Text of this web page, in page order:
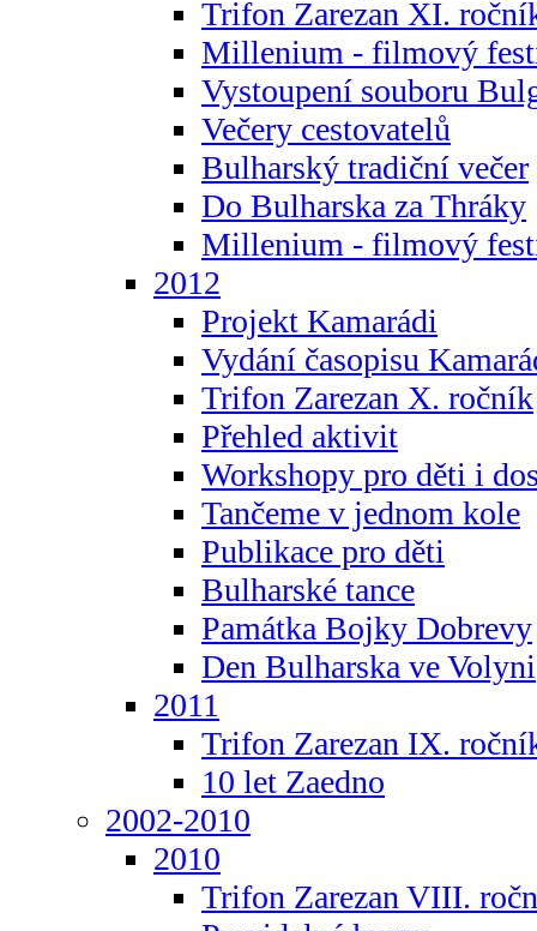
Trifon Zarezan XI.
Millenium - filmový
Vystoupení souboru
Večery cestovatelů
Bulharský tradiční večer
Do Bulharska za Thráky
Millenium - filmový
2012
Projekt Kamarádi
Vydání časopisu
Trifon Zarezan X. ročník
Přehled aktivit
Workshopy pro děti i
Tančeme v jednom kole
Publikace pro děti
Bulharské tance
Památka Bojky Dobrevy
Den Bulharska ve Volyni
2011
Trifon Zarezan IX.
10 let Zaedno
2002-2010
2010
Trifon Zarezan VIII.